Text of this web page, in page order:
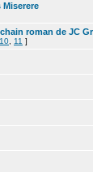
roman de JC
10 11 ]